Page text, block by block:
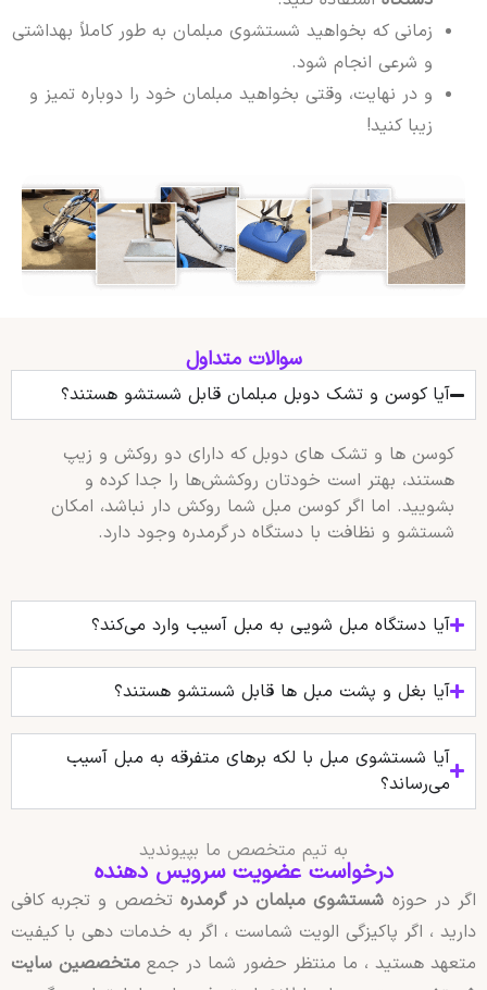
زمانی که بخواهید شستشوی مبلمان به طور کاملاً بهداشتی
و شرعی انجام شود.
و در نهایت، وقتی بخواهید مبلمان خود را دوباره تمیز و
زیبا کنید!
سوالات متداول
آیا کوسن و تشک دوبل مبلمان قابل شستشو هستند؟
کوسن‌ ها و تشک‌ های دوبل که دارای دو روکش و زیپ
هستند، بهتر است خودتان روکشش‌ها را جدا کرده و
بشویید. اما اگر کوسن مبل شما روکش‌ دار نباشد، امکان
شستشو و نظافت با دستگاه در گرمدره وجود دارد.
آیا دستگاه مبل شویی به مبل آسیب وارد می‌کند؟
آیا بغل و پشت مبل‌ ها قابل شستشو هستند؟
آیا شستشوی مبل با لکه‌ برهای متفرقه به مبل آسیب
می‌رساند؟
به تیم متخصص ما بپیوندید
درخواست عضویت سرویس دهنده
اگر در حوزه شستشوی مبلمان در گرمدرهتخصص و تجربه کافی
دارید ، اگر پاکیزگی الویت شماست ، اگر به خدمات دهی با کیفیت
متعهد هستید ، ما منتظر حضور شما در جمع متخصصین سایت